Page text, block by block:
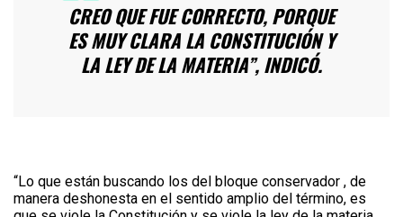
CREO QUE FUE CORRECTO, PORQUE
ES MUY CLARA LA CONSTITUCIÓN Y
LA LEY DE LA MATERIA”, INDICÓ.
“Lo que están buscando los del bloque conservador , de
manera deshonesta en el sentido amplio del término, es